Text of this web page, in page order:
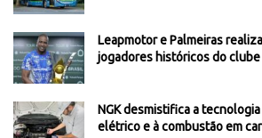
Leapmotor e Palmeiras
jogadores históricos do clube
NGK desmistifica a
elétrico e à combustão em